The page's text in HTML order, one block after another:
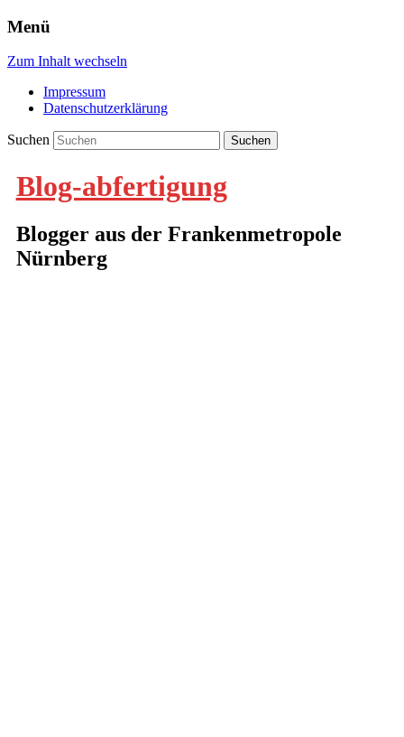
Menü
Zum Inhalt wechseln
Impressum
Datenschutzerklärung
Suchen
Blog-abfertigung
Blogger aus der Frankenmetropole
Nürnberg